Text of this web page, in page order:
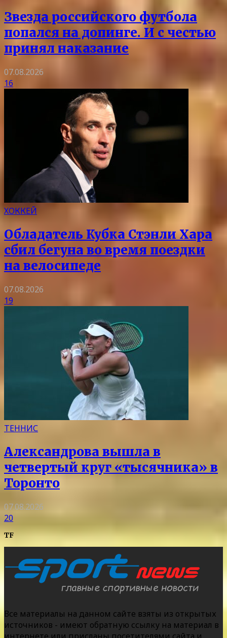
Звезда российского футбола
попался на допинге. И с честью
принял наказание
07.08.2026
16
ХОККЕЙ
Обладатель Кубка Стэнли Хара
сбил бегуна во время поездки
на велосипеде
07.08.2026
19
ТЕННИС
Александрова вышла в
четвертый круг «тысячника» в
Торонто
07.08.2026
20
TF
Все материалы на данном сайте взяты из открытых
источников - имеют обратную ссылку на материал в